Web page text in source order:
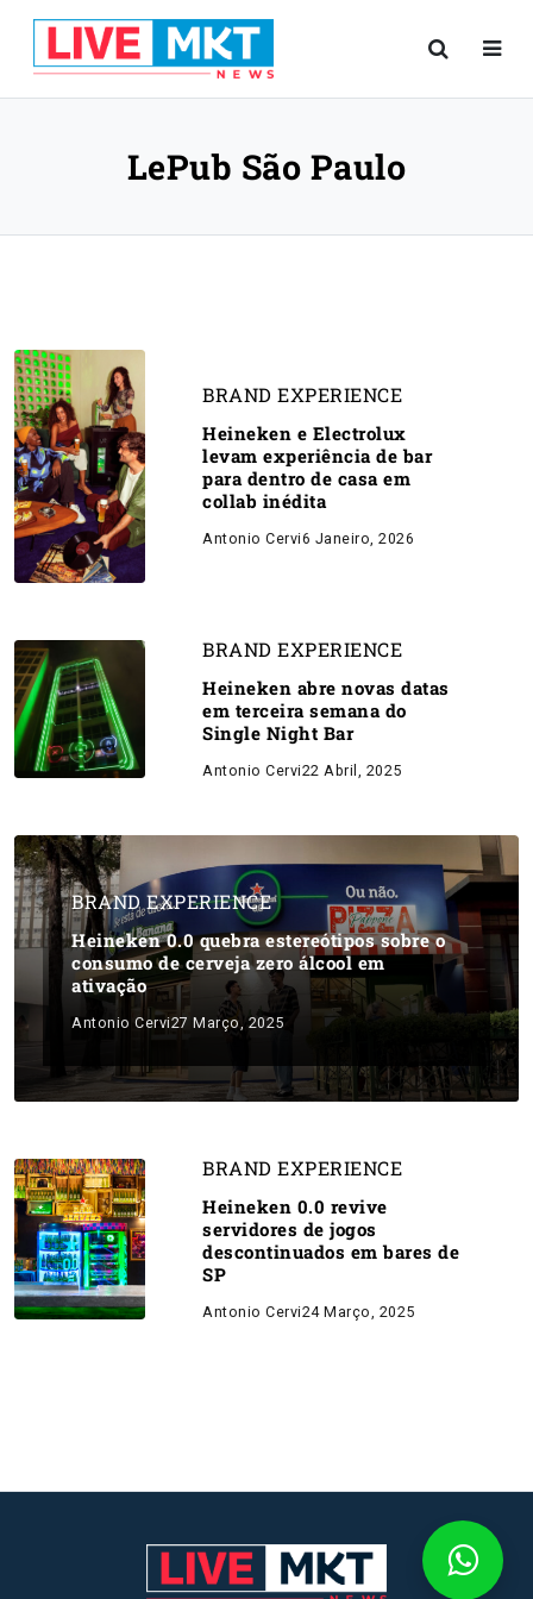
LePub São Paulo
BRAND EXPERIENCE
Heineken e Electrolux
levam experiência de bar
para dentro de casa em
collab inédita
Antonio Cervi6 Janeiro, 2026
BRAND EXPERIENCE
Heineken abre novas datas
em terceira semana do
Single Night Bar
Antonio Cervi22 Abril, 2025
BRAND EXPERIENCE
Heineken 0.0 quebra estereótipos sobre o
consumo de cerveja zero álcool em
ativação
Antonio Cervi27 Março, 2025
BRAND EXPERIENCE
Heineken 0.0 revive
servidores de jogos
descontinuados em bares de
SP
Antonio Cervi24 Março, 2025